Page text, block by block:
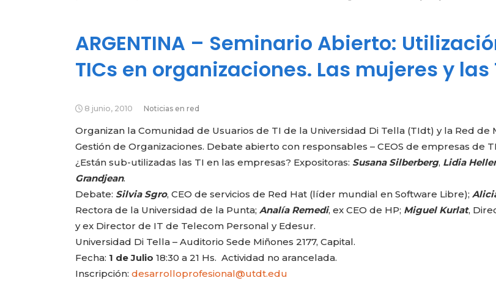
ARGENTINA – Seminario Abierto:
TICs en organizaciones. Las mujeres y las
8 junio, 2010 Noticias en red
Organizan la Comunidad de Usuarios de TI de la Universidad Di Tella (TIdt) y la Red de
Gestión de Organizaciones. Debate abierto con responsables – CEOS de empresas de
¿Están sub-utilizadas las TI en las empresas? Expositoras: Susana Silberberg, Lidia Heller
Grandjean.
Debate: Silvia Sgro, CEO de servicios de Red Hat (líder mundial en Software Libre);
Rectora de la Universidad de la Punta; Analía Remedi, ex CEO de HP; Miguel Kurlat,
y ex Director de IT de Telecom Personal y Edesur.
Universidad Di Tella – Auditorio Sede Miñones 2177, Capital.
Fecha: 1 de Julio 18:30 a 21 Hs. Actividad no arancelada.
Inscripción: desarrolloprofesional@utdt.edu